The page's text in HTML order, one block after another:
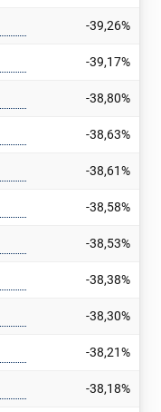
-39,26%
-39,17%
-38,80%
-38,63%
-38,61%
-38,58%
-38,53%
-38,38%
-38,30%
-38,21%
-38,18%